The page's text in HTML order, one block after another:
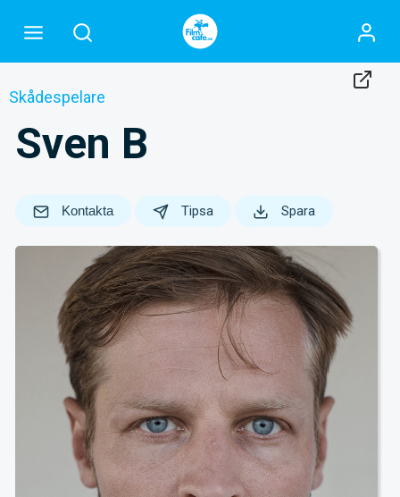
Skådespelare
Sven B
Kontakta Tipsa Spara